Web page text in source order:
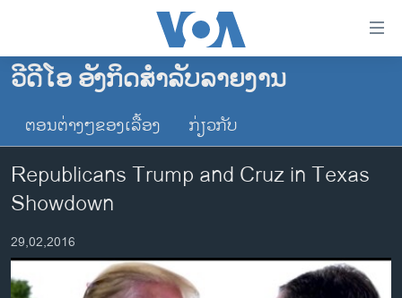
ເຂົ້າ
ຂ້າມ
ຂ້າມ
ໄປ
ຫາ
ຊອກ
ຄົ້ນ
ໂຮມເພຈ
ລາວ
ການເລືອກຕັ້ງ ປະທານາທີບໍດີ ສະຫະລັດ 2024
ໂລກ
ເອເຊຍ
ວີດີໂອ ອັງກິດສຳລັບລາຍງານ
ຕອນຕ່າງໆຂອງເລື້ອງ ກ່ຽວກັບ
Republicans Trump and Cruz in Texas
Showdown
29,02,2016